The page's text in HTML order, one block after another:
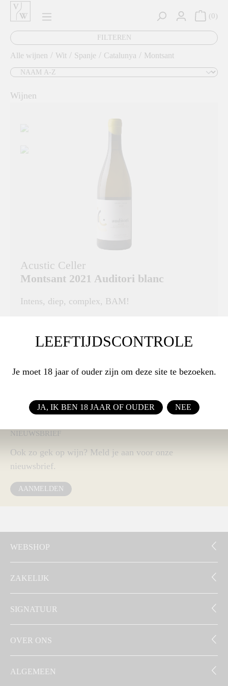
0
FILTEREN
Alle wijnen / Wit / Spanje / Catalunya / Montsant
Wijnen
Acustic Celler
Montsant 2021 Auditori blanc
Intens, diep, complex, BAM!
NIEUWSBRIEF
Ook zo gek op wijn? Meld je aan voor onze
nieuwsbrief.
AANMELDEN
WEBSHOP
ZAKELIJK
SIGNATUUR
OVER ONS
ALGEMEEN
LEEFTIJDSCONTROLE
Je moet 18 jaar of ouder zijn om deze site te bezoeken.
JA, IK BEN 18 JAAR OF OUDER NEE